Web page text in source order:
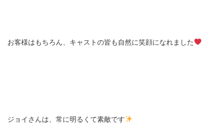
お客様はもちろん、キャストの皆も自然に笑顔になれました
ジョイさんは、常に明るくて素敵です